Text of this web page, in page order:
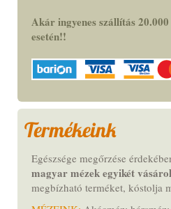
Akár ingyenes szállítás 20.000
esetén!!
Termékeink
Egészsége megőrzése
magyar mézek egyikét
megbízható terméket, kóstolja